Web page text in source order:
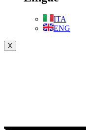
ITA
ENG
X